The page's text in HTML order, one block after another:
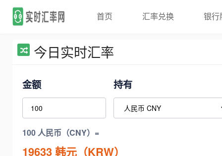
首页 汇率兑换 银行
今日实时汇率
金额 持有
100 人民币（CNY）=
19633韩元（KRW）